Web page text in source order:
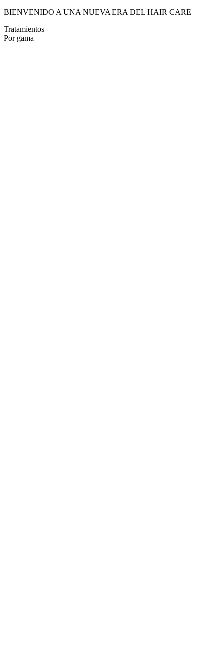
BIENVENIDO A UNA NUEVA ERA DEL HAIR CARE
Tratamientos
Por gama